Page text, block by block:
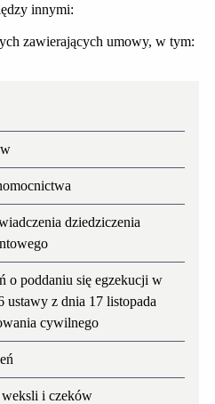
innymi:
zawierających umowy, w tym:
dziedziczenia
o poddaniu się egzekucji w
ustawy z dnia 17 listopada
cywilnego
weksli i czeków